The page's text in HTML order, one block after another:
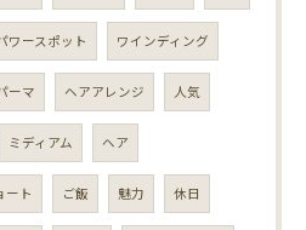
ワースポット ワインディング
ーマ ヘアアレンジ 人気
ミディアム ヘア
ート ご飯 魅力 休日